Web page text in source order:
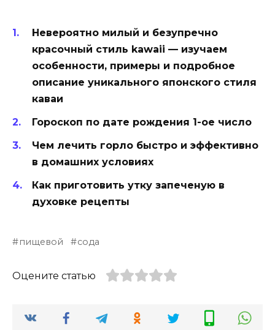
Невероятно милый и безупречно
красочный стиль kawaii — изучаем
особенности, примеры и подробное
описание уникального японского стиля
каваи
Гороскоп по дате рождения 1-ое число
Чем лечить горло быстро и эффективно
в домашних условиях
Как приготовить утку запеченую в
духовке рецепты
пищевой сода
Оцените статью